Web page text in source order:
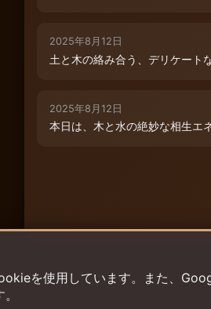
2025年8月12日
土と木の絡み合う、デリケート
2025年8月12日
本日は、木と水の絶妙な相生エ
を使用しています。また、